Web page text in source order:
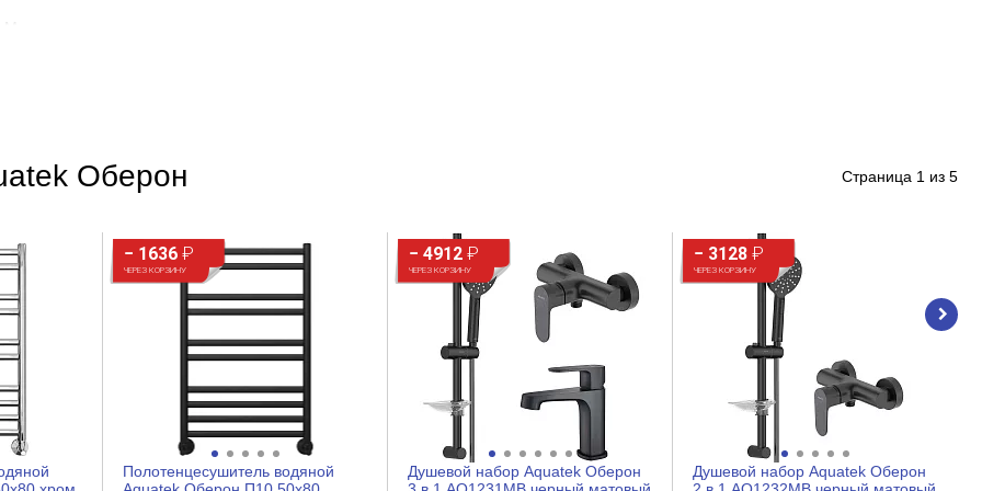
Стена
Круглая
Оберон Страница 1 из 5
− 1636 ₽
ЧЕРЕЗ КОРЗИНУ
Полотенцесушитель водяной
− 4912 ₽
ЧЕРЕЗ КОРЗИНУ
Душевой набор Aquatek Оберон
− 3128 ₽
ЧЕРЕЗ КОРЗИНУ
Душевой набор Aquatek Оберон